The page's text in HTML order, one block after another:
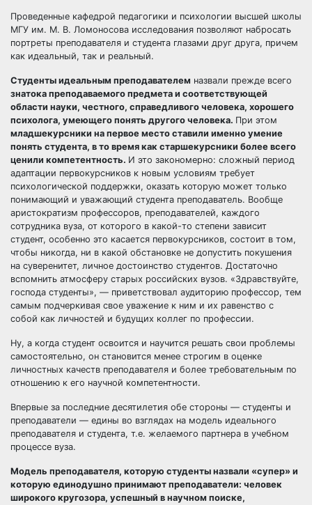
Проведенные кафедрой педагогики и психологии высшей школы
МГУ им. М. В. Ломоносова исследования позволяют набросать
портреты преподавателя и студента глазами друг друга, причем
как идеальный, так и реальный.
Студенты идеальным преподавателем назвали прежде всего
знатока преподаваемого предмета и соответствующей
области науки, честного, справедливого человека, хорошего
психолога, умеющего понять другого человека. При этом
младшекурсники на первое место ставили именно умение
понять студента, в то время как старшекурсники более всего
ценили компетентность. И это закономерно: сложный период
адаптации первокурсников к новым условиям требует
психологической поддержки, оказать которую может только
понимающий и уважающий студента преподаватель. Вообще
аристократизм профессоров, преподавателей, каждого
сотрудника вуза, от которого в какой-то степени зависит
студент, особенно это касается первокурсников, состоит в том,
чтобы никогда, ни в какой обстановке не допустить покушения
на суверенитет, личное достоинство студентов. Достаточно
вспомнить атмосферу старых российских вузов. «Здравствуйте,
господа студенты», — приветствовал аудиторию профессор, тем
самым подчеркивая свое уважение к ним и их равенство с
собой как личностей и будущих коллег по профессии.
Ну, а когда студент освоится и научится решать свои проблемы
самостоятельно, он становится менее строгим в оценке
личностных качеств преподавателя и более требовательным по
отношению к его научной компетентности.
Впервые за последние десятилетия обе стороны — студенты и
преподаватели — едины во взглядах на модель идеального
преподавателя и студента, т.е. желаемого партнера в учебном
процессе вуза.
Модель преподавателя, которую студенты назвали «супер» и
которую единодушно принимают преподаватели: человек
широкого кругозора, успешный в научном поиске,